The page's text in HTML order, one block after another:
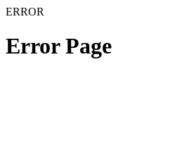
ERROR
Error Page